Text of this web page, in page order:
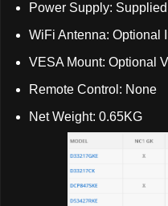
Power Supply:
WiFi Antenna: Optional
VESA Mount: Optional
Remote Control: None
Net Weight: 0.65KG